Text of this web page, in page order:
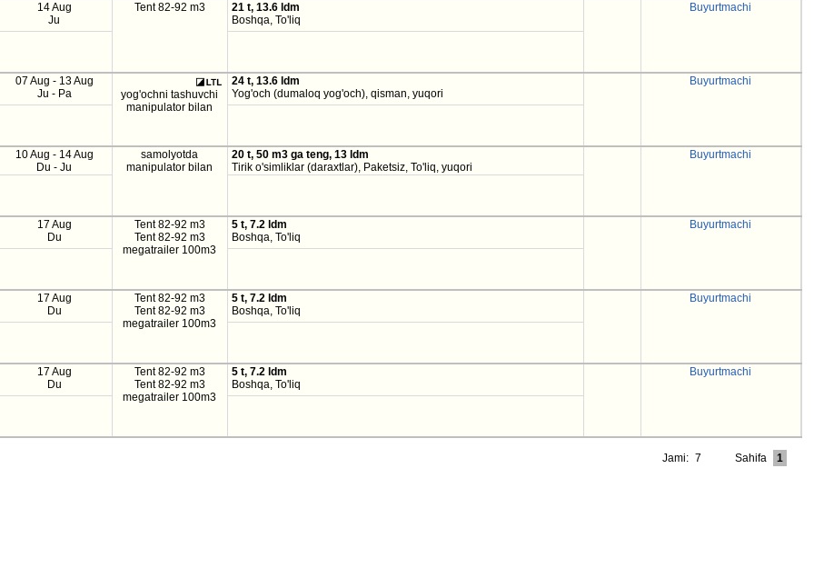
14 Aug
Ju
Tent 82-92 m3
21 t, 13.6 ldm
Boshqa, To'liq
Buyurtmachi
07 Aug - 13 Aug
Ju - Pa
yog'ochni tashuvchi
manipulator bilan
24 t, 13.6 ldm
Yog'och (dumaloq yog'och), qisman, yuqori
Buyurtmachi
10 Aug - 14 Aug
Du - Ju
samolyotda
manipulator bilan
20 t, 50 m3 ga teng, 13 ldm
Tirik o'simliklar (daraxtlar), Paketsiz, To'liq, yuqori
Buyurtmachi
17 Aug
Du
Tent 82-92 m3
Tent 82-92 m3
megatrailer 100m3
5 t, 7.2 ldm
Boshqa, To'liq
Buyurtmachi
17 Aug
Du
Tent 82-92 m3
Tent 82-92 m3
megatrailer 100m3
5 t, 7.2 ldm
Boshqa, To'liq
Buyurtmachi
17 Aug
Du
Tent 82-92 m3
Tent 82-92 m3
megatrailer 100m3
5 t, 7.2 ldm
Boshqa, To'liq
Buyurtmachi
Jami: 7 Sahifa 1